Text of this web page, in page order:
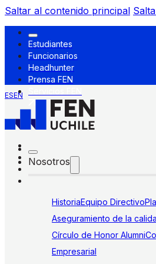
Saltar al contenido principal
Estudiantes
Funcionarios
Headhunter
Prensa FEN
ESEN
Nosotros
HistoriaEquipo Directivo
Aseguramiento de la
Círculo de Honor Alumni
Empresarial